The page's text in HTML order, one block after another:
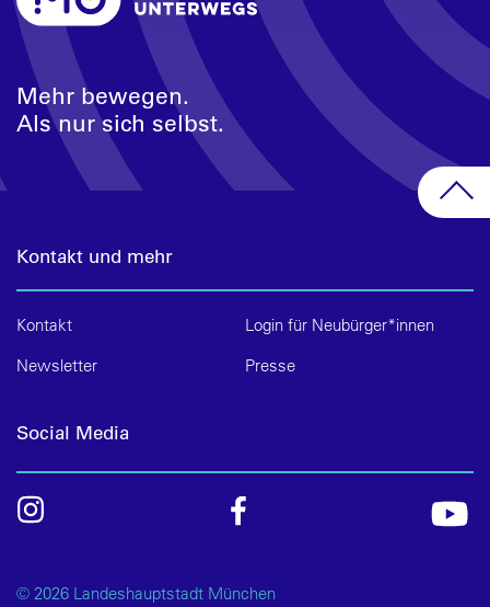
Mehr bewegen.
Als nur sich selbst.
Kontakt und mehr
Kontakt
Login für Neubürger*innen
Newsletter
Presse
Social Media
© 2026 Landeshauptstadt München